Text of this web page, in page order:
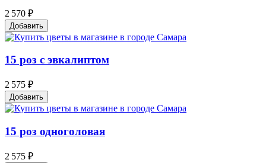
2 570 ₽
Добавить
15 роз с эвкалиптом
2 575 ₽
Добавить
15 роз одноголовая
2 575 ₽